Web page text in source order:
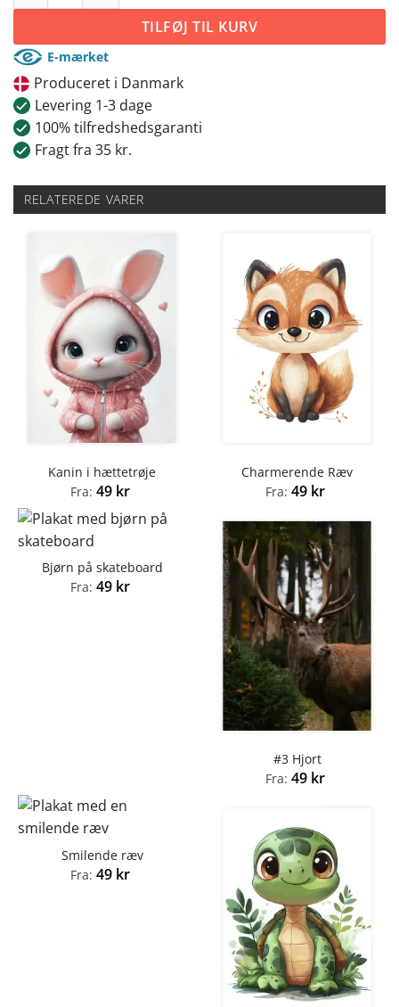
TILFØJ TIL KURV
E-mærket
Produceret i Danmark
Levering 1-3 dage
100% tilfredshedsgaranti
Fragt fra 35 kr.
RELATEREDE VARER
Kanin i hættetrøje
Fra: 49 kr
Charmerende Ræv
Fra: 49 kr
Bjørn på skateboard
Fra: 49 kr
#3 Hjort
Fra: 49 kr
Smilende ræv
Fra: 49 kr